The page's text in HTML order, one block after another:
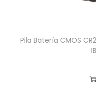
Pila Batería CMOS